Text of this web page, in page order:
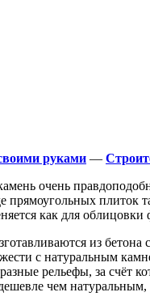
руками —
очень
прямоугольных
как для
из
с натуральным
рельефы, за счёт
чем